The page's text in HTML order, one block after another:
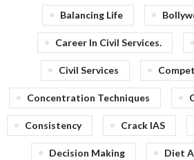
Balancing Life
Career In Civil Services.
Civil Services
Concentration Techniques
Consistency Crack IAS
Decision Making Diet